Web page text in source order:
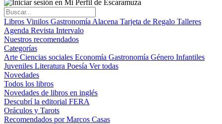
Libros Vinilos Gastronomía Alacena Tarjeta de Regalo Talleres
Agenda Revista Intervalo
Nuestros recomendados
Categorías
Arte Ciencias sociales Economía Gastronomía Género Infantiles
Juveniles Literatura Poesía Ver todas
Novedades
Todos los libros
Novedades de libros en inglés
Descubrí la editorial FERA
Oráculos y Tarots
Recomendados por Marcos Casas